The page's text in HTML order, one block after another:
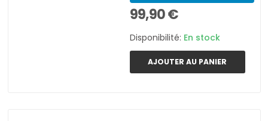
99,90 €
Disponibilité: En stock
AJOUTER AU PANIER